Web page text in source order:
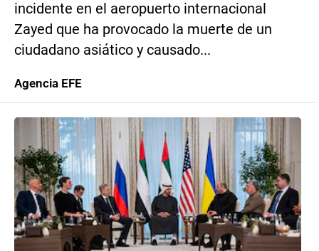
incidente en el aeropuerto internacional
Zayed que ha provocado la muerte de un
ciudadano asiático y causado...
Agencia EFE